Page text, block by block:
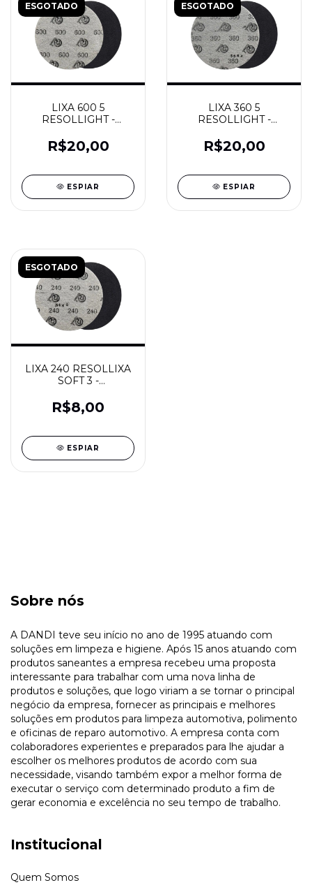
ESGOTADO
LIXA 600 5
RESOLLIGHT -
R$20,00
ESPIAR
ESGOTADO
LIXA 360 5
RESOLLIGHT -
R$20,00
ESPIAR
ESGOTADO
LIXA 240 RESOLLIXA
SOFT 3 -
R$8,00
ESPIAR
Sobre nós
A DANDI teve seu início no ano de 1995 atuando com
soluções em limpeza e higiene. Após 15 anos atuando com
produtos saneantes a empresa recebeu uma proposta
interessante para trabalhar com uma nova linha de
produtos e soluções, que logo viriam a se tornar o principal
negócio da empresa, fornecer as principais e melhores
soluções em produtos para limpeza automotiva, polimento
e oficinas de reparo automotivo. A empresa conta com
colaboradores experientes e preparados para lhe ajudar a
escolher os melhores produtos de acordo com sua
necessidade, visando também expor a melhor forma de
executar o serviço com determinado produto a fim de
gerar economia e excelência no seu tempo de trabalho.
Institucional
Quem Somos